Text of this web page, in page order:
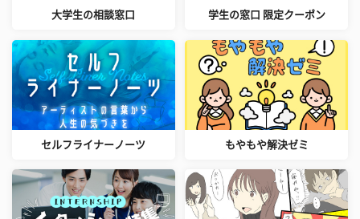
大学生の相談窓口 学生の窓口 限定クーポン
セルフライナーノーツ もやもや解決ゼミ